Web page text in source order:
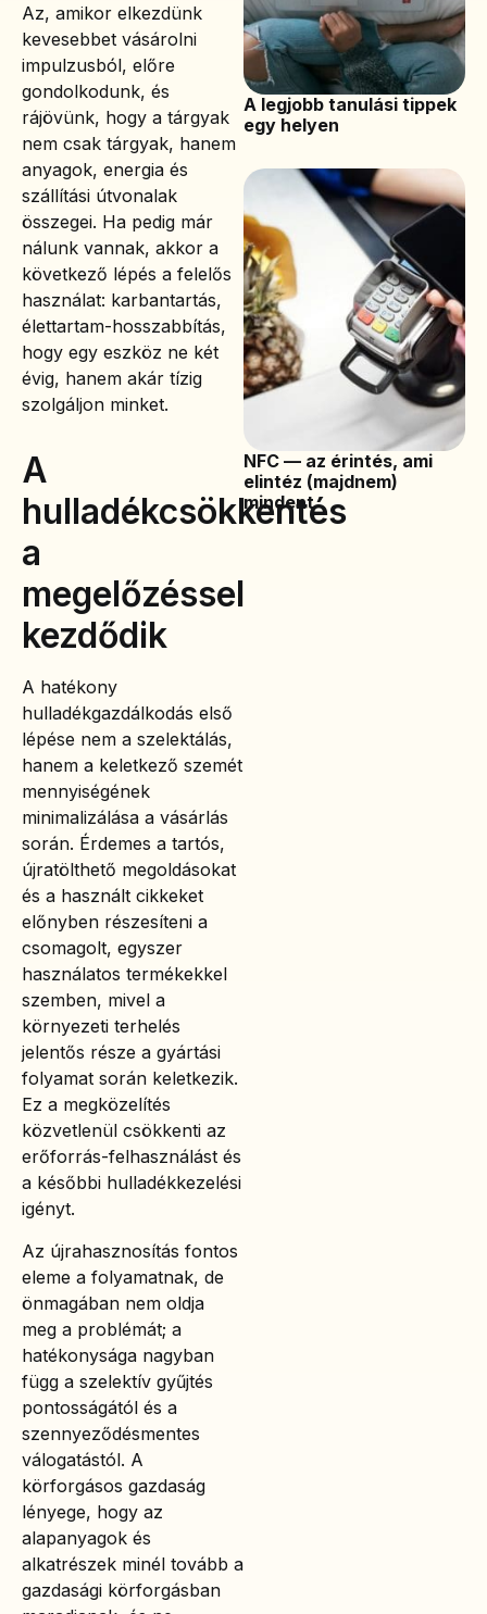
Az, amikor elkezdünk
kevesebbet vásárolni
impulzusból, előre
gondolkodunk, és
rájövünk, hogy a tárgyak
nem csak tárgyak, hanem
anyagok, energia és
szállítási útvonalak
összegei. Ha pedig már
nálunk vannak, akkor a
következő lépés a felelős
használat: karbantartás,
élettartam-hosszabbítás,
hogy egy eszköz ne két
évig, hanem akár tízig
szolgáljon minket.
A
hulladékcsökkentés
a
megelőzéssel
kezdődik
A hatékony
hulladékgazdálkodás első
lépése nem a szelektálás,
hanem a keletkező szemét
mennyiségének
minimalizálása a vásárlás
során. Érdemes a tartós,
újratölthető megoldásokat
és a használt cikkeket
előnyben részesíteni a
csomagolt, egyszer
használatos termékekkel
szemben, mivel a
környezeti terhelés
jelentős része a gyártási
folyamat során keletkezik.
Ez a megközelítés
közvetlenül csökkenti az
erőforrás-felhasználást és
a későbbi hulladékkezelési
igényt.
Az újrahasznosítás fontos
eleme a folyamatnak, de
önmagában nem oldja
meg a problémát; a
hatékonysága nagyban
függ a szelektív gyűjtés
pontosságától és a
szennyeződésmentes
válogatástól. A
körforgásos gazdaság
lényege, hogy az
alapanyagok és
alkatrészek minél tovább a
gazdasági körforgásban
A legjobb tanulási tippek
egy helyen
NFC — az érintés, ami
elintéz (majdnem)
mindent